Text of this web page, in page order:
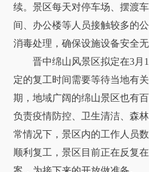
续。景区每天对停车场、摆渡
间、办公楼等人员接触较多的
消毒处理，确保设施设备安全无
晋中绵山风景区拟定在3月1
定的复工时间需要等待当地有
期，地域广阔的绵山景区也有
负责疫情防控、卫生清洁、森
常情况下，景区内的工作人员
顺利复工，景区目前正在反复